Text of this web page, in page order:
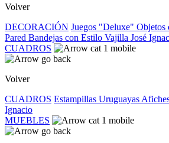
Volver
DECORACIÓN Juegos "Deluxe" Objetos
Pared Bandejas con Estilo Vajilla José
CUADROS
Volver
CUADROS Estampillas Uruguayas
Ignacio
MUEBLES